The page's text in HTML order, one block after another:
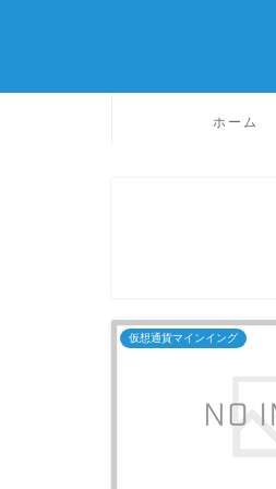
ホーム
仮想通貨マインイング